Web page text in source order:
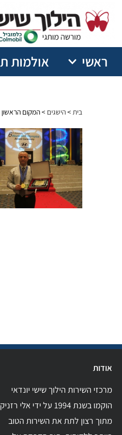
ראשי אולמות
בית >הישגים >המקום
אודות
מרכזי השירות הילוך שישי יונדאי
הוקמו בשנת 1994 על ידי אלי רזניק
מתוך רצון לתת את השירות הטוב